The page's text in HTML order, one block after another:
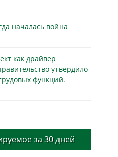
началась война
как драйвер
утвердило
функций.
за 30 дней